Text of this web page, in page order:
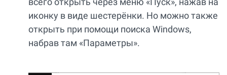
иконку в виде шестерёнки. Но можно также
открыть при помощи поиска Windows,
набрав там «Параметры».